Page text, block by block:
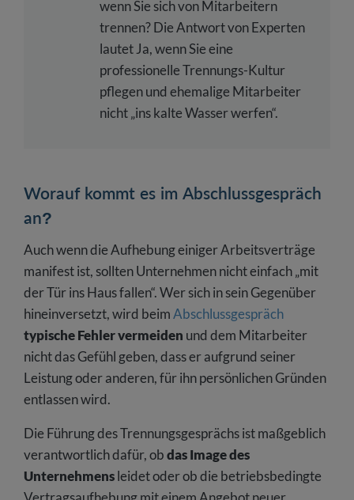
wenn Sie sich von Mitarbeitern
trennen? Die Antwort von Experten
lautet Ja, wenn Sie eine
professionelle Trennungs-Kultur
pflegen und ehemalige Mitarbeiter
nicht „ins kalte Wasser werfen“.
Worauf kommt es im Abschlussgespräch
an?
Auch wenn die Aufhebung einiger Arbeitsverträge
manifest ist, sollten Unternehmen nicht einfach „mit
der Tür ins Haus fallen“. Wer sich in sein Gegenüber
hineinversetzt, wird beimAbschlussgespräch
typische Fehler vermeiden und dem Mitarbeiter
nicht das Gefühl geben, dass er aufgrund seiner
Leistung oder anderen, für ihn persönlichen Gründen
entlassen wird.
Die Führung des Trennungsgesprächs ist maßgeblich
verantwortlich dafür, obdas Image des
Unternehmensleidet oder ob die betriebsbedingte